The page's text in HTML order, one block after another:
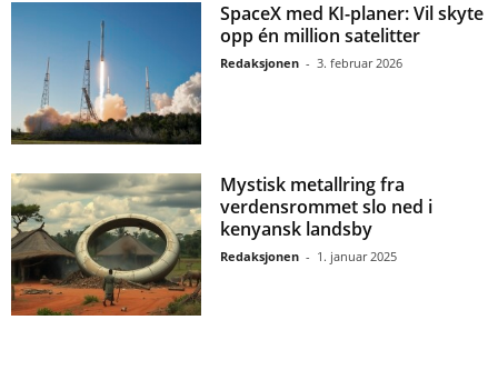
SpaceX med KI-planer: Vil skyte
opp én million satelitter
Redaksjonen - 3. februar 2026
Mystisk metallring fra
verdensrommet slo ned i
kenyansk landsby
Redaksjonen - 1. januar 2025